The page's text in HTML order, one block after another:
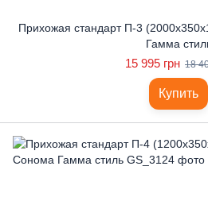
Прихожая стандарт П-3
Гамма
15 995 грн 18
Купить